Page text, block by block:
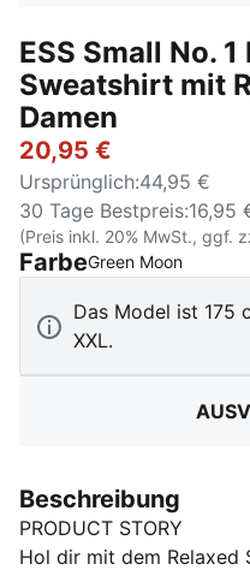
ESS Small No.
Sweatshirt mit
Damen
20,95 €
Ursprünglich:44,95 €
30 Tage Bestpreis:16,95
(Preis inkl. 20% MwSt., ggf.
FarbeGreen Moon:
Das Model ist 175
XXL.
Beschreibung
PRODUCT STORY
Hol dir mit dem Relaxed